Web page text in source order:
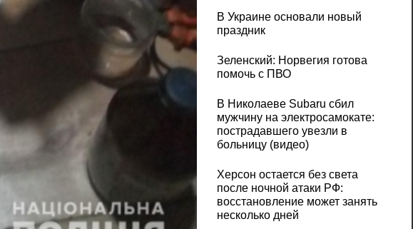
В Украине основали новый
праздник
Зеленский: Норвегия готова
помочь с ПВО
В Николаеве Subaru сбил
мужчину на электросамокате:
пострадавшего увезли в
больницу (видео)
Херсон остается без света
после ночной атаки РФ:
восстановление может занять
несколько дней